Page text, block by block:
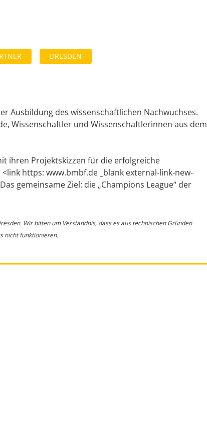
DRESDEN
Ausbildung des wissenschaftlichen Nachwuchses.
Wissenschaftler und Wissenschaftlerinnen aus dem
ihren Projektskizzen für die erfolgreiche
https: www.bmbf.de _blank external-link-new-
gemeinsame Ziel: die „Champions League“ der
Wir bitten um Verständnis, dass es aus technischen Gründen
nicht funktionieren.